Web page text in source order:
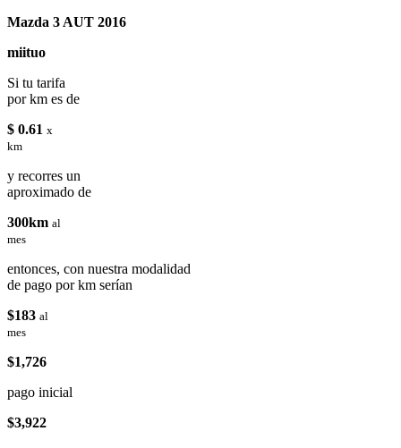
Mazda 3 AUT 2016
miituo
Si tu tarifa
por km es de
$ 0.61 x
km
y recorres un
aproximado de
300km al
mes
entonces, con nuestra modalidad
de pago por km serían
$183 al
mes
$1,726
pago inicial
$3,922